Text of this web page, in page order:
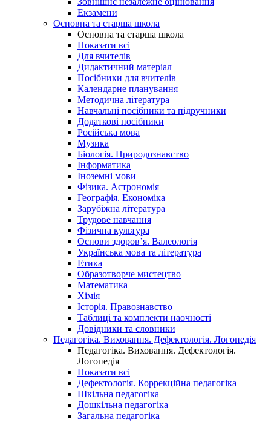
Екзамени
Основна та старша школа
Основна та старша школа
Показати всі
Для вчителів
Дидактичний матеріал
Посібники для вчителів
Календарне планування
Методична література
Навчальні посібники та підручники
Додаткові посібники
Російська мова
Музика
Біологія. Природознавство
Інформатика
Іноземні мови
Фізика. Астрономія
Географія. Економіка
Зарубіжна література
Трудове навчання
Фізична культура
Основи здоров’я. Валеологія
Українська мова та література
Етика
Образотворче мистецтво
Математика
Хімія
Історія. Правознавство
Таблиці та комплекти наочності
Довідники та словники
Педагогіка. Виховання. Дефектологія. Логопедія
Педагогіка. Виховання. Дефектологія.
Логопедія
Показати всі
Дефектологія. Коррекційна педагогіка
Шкільна педагогіка
Дошкільна педагогіка
Загальна педагогіка